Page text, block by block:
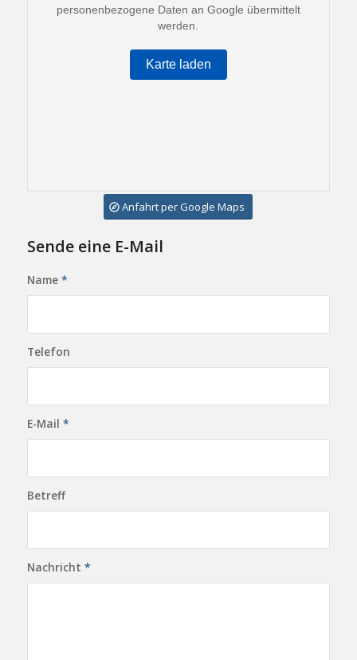
personenbezogene Daten an Google übermittelt
werden.
Karte laden
Anfahrt per Google Maps
Sende eine E-Mail
Name *
Telefon
E-Mail *
Betreff
Nachricht *